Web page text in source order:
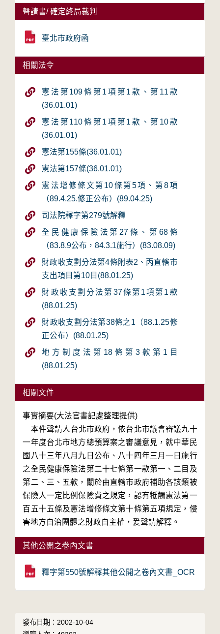
聲請書/ 確定終局裁判
臺北市政府函
相關法令
憲法第109條第1項第1款、第11款
(36.01.01)
憲法第110條第1項第1款、第10款
(36.01.01)
憲法第155條(36.01.01)
憲法第157條(36.01.01)
憲法增修條文第10條第5項、第8項
（89.4.25.修正公布）(89.04.25)
司法院釋字第279號解釋
全民健康保險法第27條、第68條
（83.8.9公布，84.3.1施行）(83.08.09)
財政收支劃分法第4條附表2、丙直轄市
支出項目第10目(88.01.25)
財政收支劃分法第37條第1項第1款
(88.01.25)
財政收支劃分法第38條之1（88.1.25修
正公布）(88.01.25)
地方制度法第18條第3款第1目
(88.01.25)
相關文件
事實摘要(大法官書記處整理提供)
一年度台北市地方總預算案之審議意見，就中華民
國八十三年八月九日公布、八十四年三月一日施行
之全民健康保險法第二十七條第一款第一、二目及
第二、三、五款，關於由直轄市政府補助各該類被
保險人一定比例保險費之規定，認有牴觸憲法第一
百五十五條及憲法增修條文第十條第五項規定，侵
其他公開之卷內文書
釋字第550號解釋其他公開之卷內文書_OCR
發布日期：2002-10-04